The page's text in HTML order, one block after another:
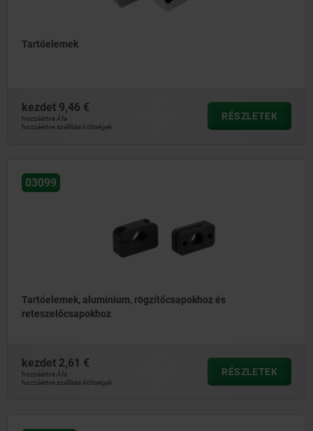
Tartóelemek
kezdet 9,46 €
hozzáértve Áfa
hozzáértve szállítási költségek
RÉSZLETEK
03099
Tartóelemek, alumínium, rögzítőcsapokhoz és
reteszelőcsapokhoz
kezdet 2,61 €
hozzáértve Áfa
hozzáértve szállítási költségek
RÉSZLETEK